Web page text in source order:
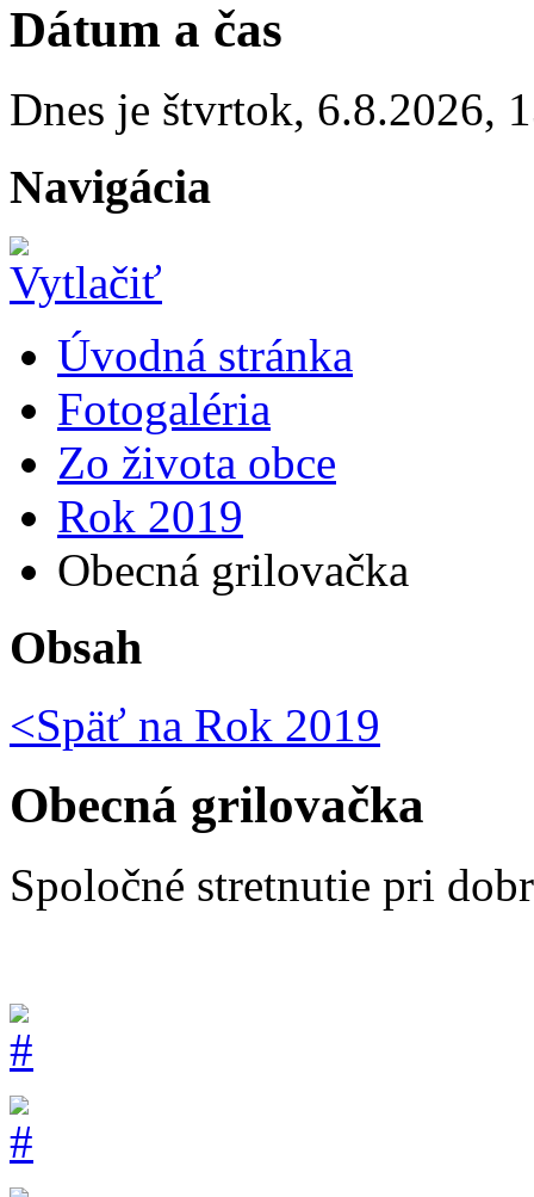
Dátum a čas
Dnes je štvrtok, 6.8.2026,
Navigácia
Úvodná stránka
Fotogaléria
Zo života obce
Rok 2019
Obecná grilovačka
Obsah
<Späť na Rok 2019
Obecná grilovačka
Spoločné stretnutie pri